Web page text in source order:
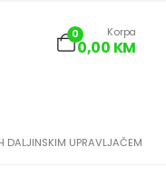
0 Korpa
0,00 KM
DALJINSKIM UPRAVLJAČEM